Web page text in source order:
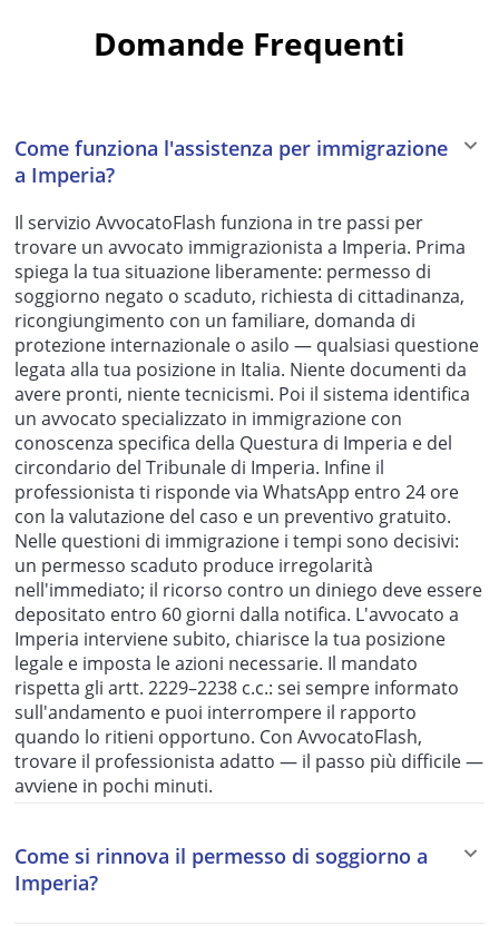
Domande Frequenti
Come funziona l'assistenza per immigrazione
a Imperia?
Il servizio AvvocatoFlash funziona in tre passi per
trovare un avvocato immigrazionista a Imperia. Prima
spiega la tua situazione liberamente: permesso di
soggiorno negato o scaduto, richiesta di cittadinanza,
ricongiungimento con un familiare, domanda di
protezione internazionale o asilo — qualsiasi questione
legata alla tua posizione in Italia. Niente documenti da
avere pronti, niente tecnicismi. Poi il sistema identifica
un avvocato specializzato in immigrazione con
conoscenza specifica della Questura di Imperia e del
circondario del Tribunale di Imperia. Infine il
professionista ti risponde via WhatsApp entro 24 ore
con la valutazione del caso e un preventivo gratuito.
Nelle questioni di immigrazione i tempi sono decisivi:
un permesso scaduto produce irregolarità
nell'immediato; il ricorso contro un diniego deve essere
depositato entro 60 giorni dalla notifica. L'avvocato a
Imperia interviene subito, chiarisce la tua posizione
legale e imposta le azioni necessarie. Il mandato
rispetta gli artt. 2229–2238 c.c.: sei sempre informato
sull'andamento e puoi interrompere il rapporto
quando lo ritieni opportuno. Con AvvocatoFlash,
trovare il professionista adatto — il passo più difficile —
avviene in pochi minuti.
Come si rinnova il permesso di soggiorno a
Imperia?